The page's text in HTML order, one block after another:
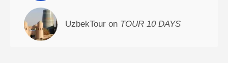
UzbekTour on TOUR 10 DAYS